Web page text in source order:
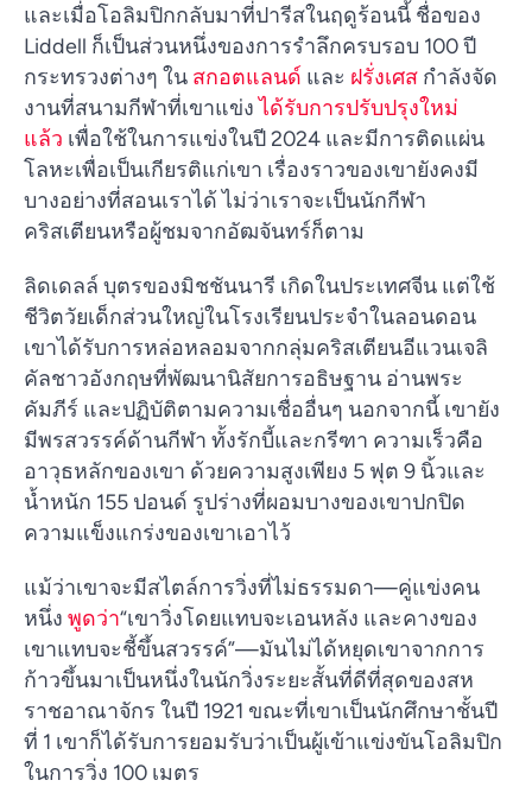
และเมื่อโอลิมปิกกลับมาที่ปารีสในฤดูร้อนนี้ ชื่อของ
Liddell ก็เป็นส่วนหนึ่งของการรำลึกครบรอบ 100 ปี
กระทรวงต่างๆ ใน สกอตแลนด์ และ ฝรั่งเศส กำลังจัด
งานที่สนามกีฬาที่เขาแข่งได้รับการปรับปรุงใหม่
แล้ว เพื่อใช้ในการแข่งในปี 2024 และมีการติดแผ่น
โลหะเพื่อเป็นเกียรติแก่เขา เรื่องราวของเขายังคงมี
บางอย่างที่สอนเราได้ ไม่ว่าเราจะเป็นนักกีฬา
คริสเตียนหรือผู้ชมจากอัฒจันทร์ก็ตาม
ลิดเดลล์ บุตรของมิชชันนารี เกิดในประเทศจีน แต่ใช้
ชีวิตวัยเด็กส่วนใหญ่ในโรงเรียนประจำในลอนดอน
เขาได้รับการหล่อหลอมจากกลุ่มคริสเตียนอีแวนเจลิ
คัลชาวอังกฤษที่พัฒนานิสัยการอธิษฐาน อ่านพระ
คัมภีร์ และปฏิบัติตามความเชื่ออื่นๆ นอกจากนี้ เขายัง
มีพรสวรรค์ด้านกีฬา ทั้งรักบี้และกรีฑา ความเร็วคือ
อาวุธหลักของเขา ด้วยความสูงเพียง 5 ฟุต 9 นิ้วและ
น้ำหนัก 155 ปอนด์ รูปร่างที่ผอมบางของเขาปกปิด
ความแข็งแกร่งของเขาเอาไว้
แม้ว่าเขาจะมีสไตล์การวิ่งที่ไม่ธรรมดา—คู่แข่งคน
หนึ่ง พูดว่า“เขาวิ่งโดยแทบจะเอนหลัง และคางของ
เขาแทบจะชี้ขึ้นสวรรค์”—มันไม่ได้หยุดเขาจากการ
ก้าวขึ้นมาเป็นหนึ่งในนักวิ่งระยะสั้นที่ดีที่สุดของสห
ราชอาณาจักร ในปี 1921 ขณะที่เขาเป็นนักศึกษาชั้นปี
ที่ 1 เขาก็ได้รับการยอมรับว่าเป็นผู้เข้าแข่งขันโอลิมปิก
ในการวิ่ง 100 เมตร